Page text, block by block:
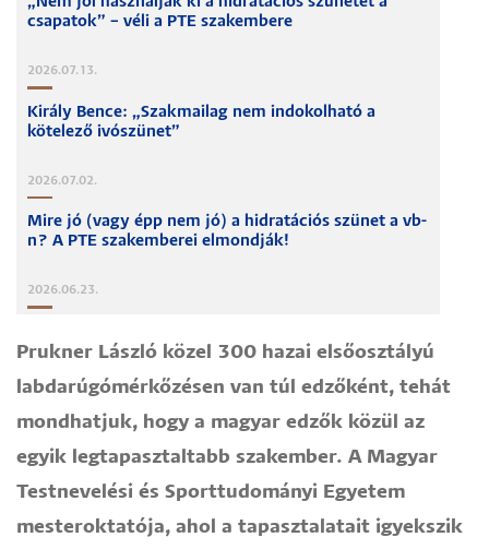
csapatok” – véli a PTE szakembere
2026.07.13.
Király Bence: „Szakmailag nem indokolható a
kötelező ivószünet”
2026.07.02.
Mire jó (vagy épp nem jó) a hidratációs szünet a vb-
n? A PTE szakemberei elmondják!
2026.06.23.
Prukner László közel 300 hazai elsőosztályú
labdarúgómérkőzésen van túl edzőként, tehát
mondhatjuk, hogy a magyar edzők közül az
egyik legtapasztaltabb szakember. A Magyar
Testnevelési és Sporttudományi Egyetem
mesteroktatója, ahol a tapasztalatait igyekszik